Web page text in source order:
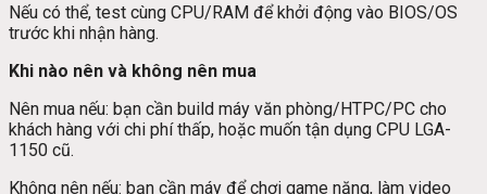
Nếu có thể, test cùng CPU/RAM để khởi động vào BIOS/OS
trước khi nhận hàng.
Khi nào nên và không nên mua
Nên mua nếu: bạn cần build máy văn phòng/HTPC/PC cho
khách hàng với chi phí thấp, hoặc muốn tận dụng CPU LGA-
1150 cũ.
Không nên nếu: bạn cần máy để chơi game nặng, làm video